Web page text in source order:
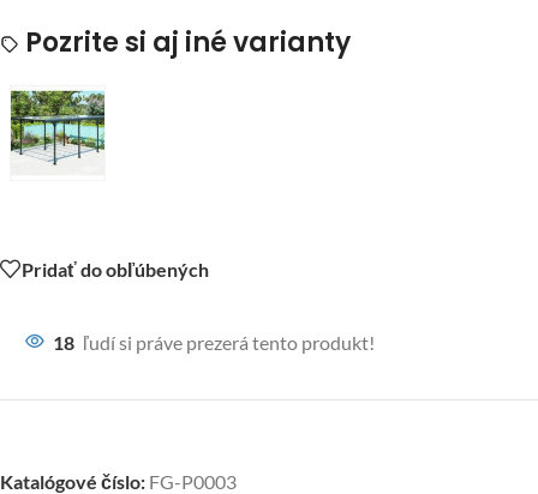
Pozrite si aj iné varianty
Pridať do obľúbených
18 ľudí si práve prezerá tento produkt!
Katalógové číslo: FG-P0003